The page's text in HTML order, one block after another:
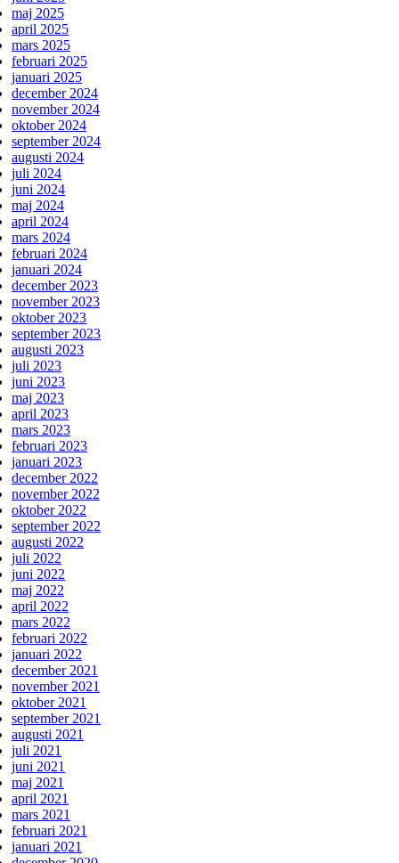
maj 2025
april 2025
mars 2025
februari 2025
januari 2025
december 2024
november 2024
oktober 2024
september 2024
augusti 2024
juli 2024
juni 2024
maj 2024
april 2024
mars 2024
februari 2024
januari 2024
december 2023
november 2023
oktober 2023
september 2023
augusti 2023
juli 2023
juni 2023
maj 2023
april 2023
mars 2023
februari 2023
januari 2023
december 2022
november 2022
oktober 2022
september 2022
augusti 2022
juli 2022
juni 2022
maj 2022
april 2022
mars 2022
februari 2022
januari 2022
december 2021
november 2021
oktober 2021
september 2021
augusti 2021
juli 2021
juni 2021
maj 2021
april 2021
mars 2021
februari 2021
januari 2021